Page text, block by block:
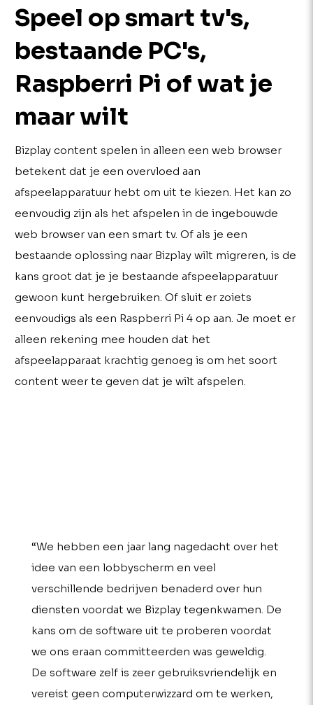
Speel op smart tv's,
bestaande PC's,
Raspberri Pi of wat je
maar wilt
Bizplay content spelen in alleen een web browser
betekent dat je een overvloed aan
afspeelapparatuur hebt om uit te kiezen. Het kan zo
eenvoudig zijn als het afspelen in de ingebouwde
web browser van een smart tv. Of als je een
bestaande oplossing naar Bizplay wilt migreren, is de
kans groot dat je je bestaande afspeelapparatuur
gewoon kunt hergebruiken. Of sluit er zoiets
eenvoudigs als een Raspberri Pi 4 op aan. Je moet er
alleen rekening mee houden dat het
afspeelapparaat krachtig genoeg is om het soort
content weer te geven dat je wilt afspelen.
“We hebben een jaar lang nagedacht over het
idee van een lobbyscherm en veel
verschillende bedrijven benaderd over hun
diensten voordat we Bizplay tegenkwamen. De
kans om de software uit te proberen voordat
we ons eraan committeerden was geweldig.
De software zelf is zeer gebruiksvriendelijk en
vereist geen computerwizzard om te werken,